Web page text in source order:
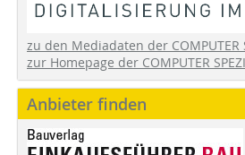
zu den Mediadaten der COMPUTER
zur Homepage der COMPUTER
Anbieter finden